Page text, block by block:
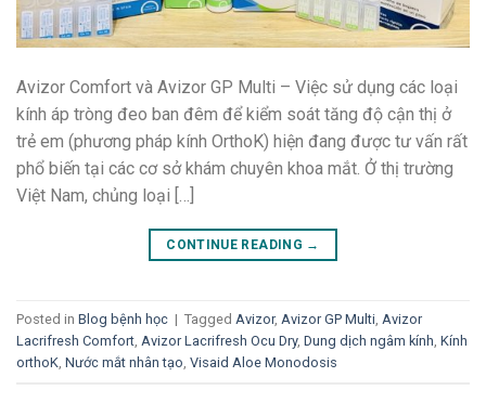
Avizor Comfort và Avizor GP Multi – Việc sử dụng các loại
kính áp tròng đeo ban đêm để kiểm soát tăng độ cận thị ở
trẻ em (phương pháp kính OrthoK) hiện đang được tư vấn rất
phổ biến tại các cơ sở khám chuyên khoa mắt. Ở thị trường
Việt Nam, chủng loại […]
CONTINUE READING →
Posted in Blog bệnh học | Tagged Avizor, Avizor GP Multi Avizor
Lacrifresh Comfort Avizor Lacrifresh Ocu Dry, Dung dịch ngâm kính Kính
orthoK Nước mắt nhân tạo Visaid Aloe Monodosis